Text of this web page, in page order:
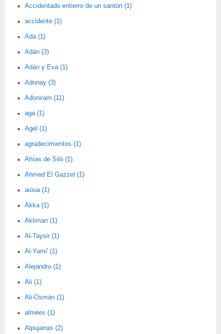
Accidentado entierro de un santón (1)
accidente (1)
Ada (1)
Adán (3)
Adán y Eva (1)
Adonay (3)
Adoniram (11)
aga (1)
Agel (1)
agradecimientos (1)
Ahías de Siló (1)
Ahmed El Gazzel (1)
aioua (1)
Akka (1)
Akliman (1)
Al-Taysir (1)
Al-Yami' (1)
Alejandro (1)
Ali (1)
Ali-Osmán (1)
almées (1)
Alpujarras (2)